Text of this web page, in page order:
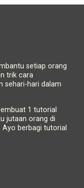
setiap orang
trik cara
sehari-hari dalam
1 tutorial
jutaan orang di
Ayo berbagi tutorial